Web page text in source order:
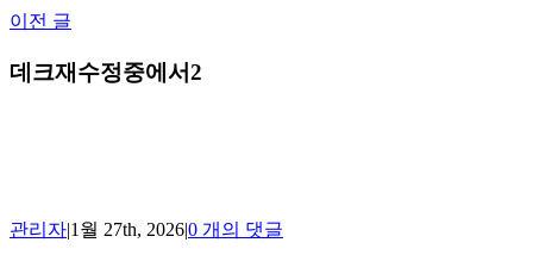
Skip
content
이전 글
데크재수정중에서2
관리자|1월 27th, 2026|0 개의 댓글